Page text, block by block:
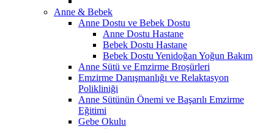
Anne & Bebek
Anne Dostu ve Bebek Dostu
Anne Dostu Hastane
Bebek Dostu Hastane
Bebek Dostu Yenidoğan Yoğun Bakım
Anne Sütü ve Emzirme Broşürleri
Emzirme Danışmanlığı ve Relaktasyon
Polikliniği
Anne Sütünün Önemi ve Başarılı Emzirme
Eğitimi
Gebe Okulu